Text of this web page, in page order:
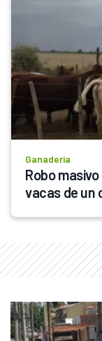
Ganadería
Robo
vacas de un